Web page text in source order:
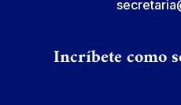
Incríbete como